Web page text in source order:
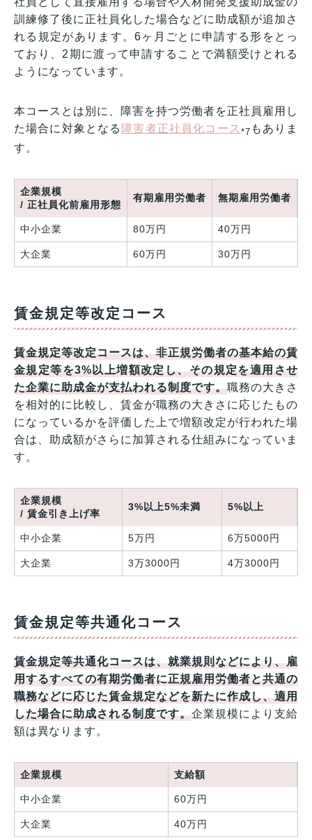
訓練修了後に正社員化した場合などに助成額が追加さ
れる規定があります。6ヶ月ごとに申請する形をとっ
ており、2期に渡って申請することで満額受けとれる
ようになっています。
本コースとは別に、障害を持つ労働者を正社員雇用し
た場合に対象となる 障害者正社員化コース *7 もありま
す。
企業規模
/ 正社員化前雇用形態
有期雇用労働者 無期雇用労働者
中小企業 80万円 40万円
大企業 60万円 30万円
賃金規定等改定コース
賃金規定等改定コースは、非正規労働者の基本給の賃
金規定等を3%以上増額改定し、その規定を適用させ
た企業に助成金が支払われる制度です。職務の大きさ
を相対的に比較し、賃金が職務の大きさに応じたもの
になっているかを評価した上で増額改定が行われた場
合は、助成額がさらに加算される仕組みになっていま
す。
企業規模
/ 賃金引き上げ率
3%以上5%未満 5%以上
中小企業 5万円 6万5000円
大企業 3万3000円 4万3000円
賃金規定等共通化コース
賃金規定等共通化コースは、就業規則などにより、雇
用するすべての有期労働者に正規雇用労働者と共通の
職務などに応じた賃金規定などを新たに作成し、適用
した場合に助成される制度です。企業規模により支給
額は異なります。
企業規模 支給額
中小企業 60万円
大企業 40万円